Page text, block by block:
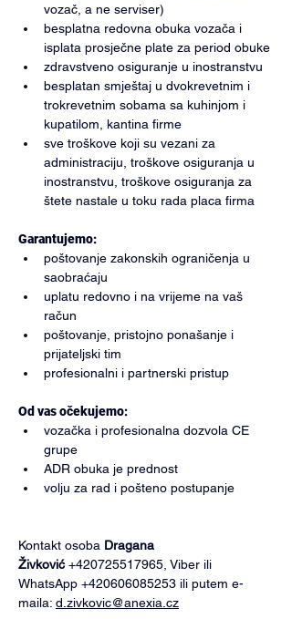
vozač, a ne serviser)
besplatna redovna obuka vozača i
isplata prosječne plate za period obuke
zdravstveno osiguranje u inostranstvu
besplatan smještaj u dvokrevetnim i
trokrevetnim sobama sa kuhinjom i
kupatilom, kantina firme
sve troškove koji su vezani za
administraciju, troškove osiguranja u
inostranstvu, troškove osiguranja za
štete nastale u toku rada placa firma
Garantujemo:
poštovanje zakonskih ograničenja u
saobraćaju
uplatu redovno i na vrijeme na vaš
račun
poštovanje, pristojno ponašanje i
prijateljski tim
profesionalni i partnerski pristup
Od vas očekujemo:
vozačka i profesionalna dozvola CE
grupe
ADR obuka je prednost
volju za rad i pošteno postupanje
Kontakt osoba Dragana
Živković +420725517965, Viber ili
WhatsApp +420606085253 ili putem e-
maila: d.zivkovic@anexia.cz